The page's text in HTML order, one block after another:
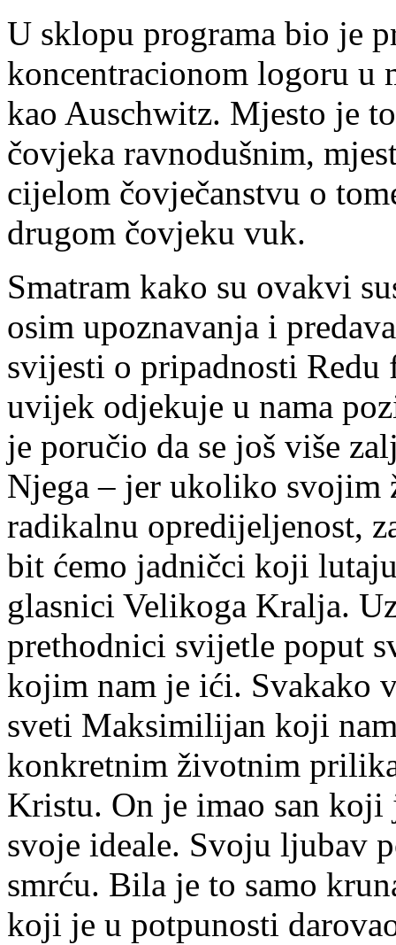
U sklopu programa bio je
koncentracionom logoru u
kao Auschwitz. Mjesto je
čovjeka ravnodušnim,
cijelom čovječanstvu o
drugom čovjeku vuk.
Smatram kako su ovakvi
osim upoznavanja i
svijesti o pripadnosti Redu
uvijek odjekuje u nama
je poručio da se još više
Njega – jer ukoliko svojim
radikalnu opredijeljenost,
bit ćemo jadničci koji
glasnici Velikoga Kralja.
prethodnici svijetle poput
kojim nam je ići. Svakako
sveti Maksimilijan koji
konkretnim životnim
Kristu. On je imao san
svoje ideale. Svoju ljubav
smrću. Bila je to samo
koji je u potpunosti